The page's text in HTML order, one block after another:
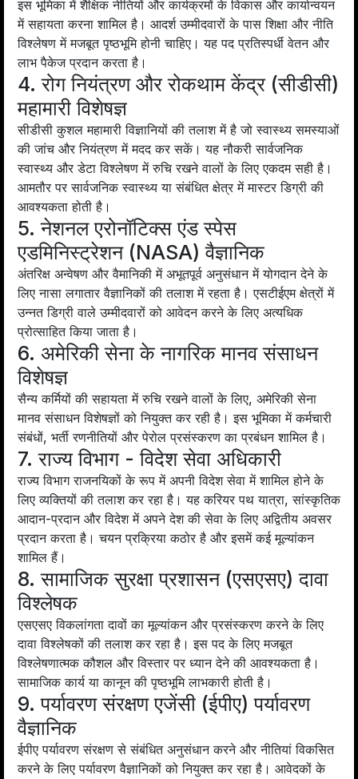
इस भूमिका में शैक्षिक नीतियों और कार्यक्रमों के विकास और कार्यान्वयन
में सहायता करना शामिल है। आदर्श उम्मीदवारों के पास शिक्षा और नीति
विश्लेषण में मजबूत पृष्ठभूमि होनी चाहिए। यह पद प्रतिस्पर्धी वेतन और
लाभ पैकेज प्रदान करता है।
4. रोग नियंत्रण और रोकथाम केंद्र (सीडीसी)
महामारी विशेषज्ञ
सीडीसी कुशल महामारी विज्ञानियों की तलाश में है जो स्वास्थ्य समस्याओं
की जांच और नियंत्रण में मदद कर सकें। यह नौकरी सार्वजनिक
स्वास्थ्य और डेटा विश्लेषण में रुचि रखने वालों के लिए एकदम सही है।
आमतौर पर सार्वजनिक स्वास्थ्य या संबंधित क्षेत्र में मास्टर डिग्री की
आवश्यकता होती है।
5. नेशनल एरोनॉटिक्स एंड स्पेस
एडमिनिस्ट्रेशन (NASA) वैज्ञानिक
अंतरिक्ष अन्वेषण और वैमानिकी में अभूतपूर्व अनुसंधान में योगदान देने के
लिए नासा लगातार वैज्ञानिकों की तलाश में रहता है। एसटीईएम क्षेत्रों में
उन्नत डिग्री वाले उम्मीदवारों को आवेदन करने के लिए अत्यधिक
प्रोत्साहित किया जाता है।
6. अमेरिकी सेना के नागरिक मानव संसाधन
विशेषज्ञ
सैन्य कर्मियों की सहायता में रुचि रखने वालों के लिए, अमेरिकी सेना
मानव संसाधन विशेषज्ञों को नियुक्त कर रही है। इस भूमिका में कर्मचारी
संबंधों, भर्ती रणनीतियों और पेरोल प्रसंस्करण का प्रबंधन शामिल है।
7. राज्य विभाग - विदेश सेवा अधिकारी
राज्य विभाग राजनयिकों के रूप में अपनी विदेश सेवा में शामिल होने के
लिए व्यक्तियों की तलाश कर रहा है। यह करियर पथ यात्रा, सांस्कृतिक
आदान-प्रदान और विदेश में अपने देश की सेवा के लिए अद्वितीय अवसर
प्रदान करता है। चयन प्रक्रिया कठोर है और इसमें कई मूल्यांकन
शामिल हैं।
8. सामाजिक सुरक्षा प्रशासन (एसएसए) दावा
विश्लेषक
एसएसए विकलांगता दावों का मूल्यांकन और प्रसंस्करण करने के लिए
दावा विश्लेषकों की तलाश कर रहा है। इस पद के लिए मजबूत
विश्लेषणात्मक कौशल और विस्तार पर ध्यान देने की आवश्यकता है।
सामाजिक कार्य या कानून की पृष्ठभूमि लाभकारी होती है।
9. पर्यावरण संरक्षण एजेंसी (ईपीए) पर्यावरण
वैज्ञानिक
ईपीए पर्यावरण संरक्षण से संबंधित अनुसंधान करने और नीतियां विकसित
करने के लिए पर्यावरण वैज्ञानिकों को नियुक्त कर रहा है। आवेदकों के